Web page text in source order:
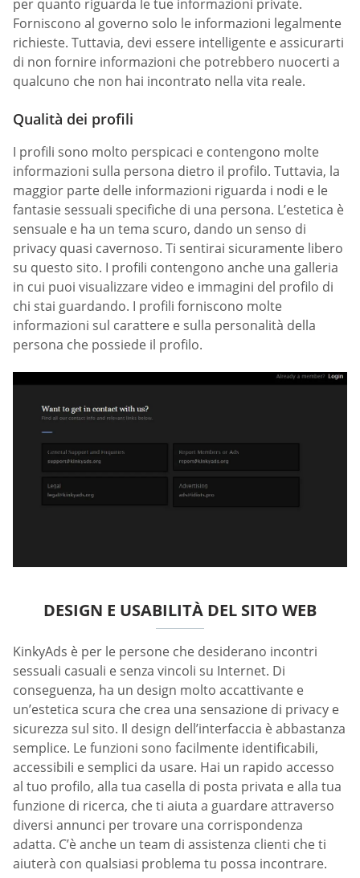
per quanto riguarda le tue informazioni private.
Forniscono al governo solo le informazioni legalmente
richieste. Tuttavia, devi essere intelligente e assicurarti
di non fornire informazioni che potrebbero nuocerti a
qualcuno che non hai incontrato nella vita reale.
Qualità dei profili
I profili sono molto perspicaci e contengono molte
informazioni sulla persona dietro il profilo. Tuttavia, la
maggior parte delle informazioni riguarda i nodi e le
fantasie sessuali specifiche di una persona. L’estetica è
sensuale e ha un tema scuro, dando un senso di
privacy quasi cavernoso. Ti sentirai sicuramente libero
su questo sito. I profili contengono anche una galleria
in cui puoi visualizzare video e immagini del profilo di
chi stai guardando. I profili forniscono molte
informazioni sul carattere e sulla personalità della
persona che possiede il profilo.
DESIGN E USABILITÀ DEL SITO WEB
KinkyAds è per le persone che desiderano incontri
sessuali casuali e senza vincoli su Internet. Di
conseguenza, ha un design molto accattivante e
un’estetica scura che crea una sensazione di privacy e
sicurezza sul sito. Il design dell’interfaccia è abbastanza
semplice. Le funzioni sono facilmente identificabili,
accessibili e semplici da usare. Hai un rapido accesso
al tuo profilo, alla tua casella di posta privata e alla tua
funzione di ricerca, che ti aiuta a guardare attraverso
diversi annunci per trovare una corrispondenza
adatta. C’è anche un team di assistenza clienti che ti
aiuterà con qualsiasi problema tu possa incontrare.